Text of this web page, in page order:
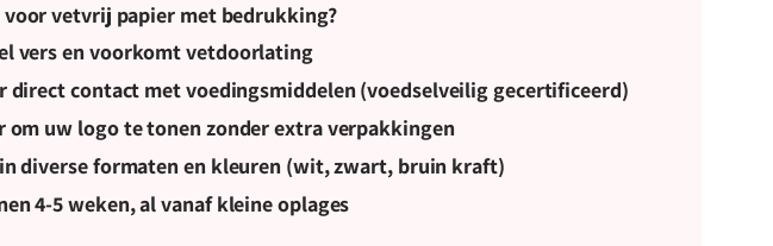
voor vetvrij papier met bedrukking?
vers en voorkomt vetdoorlating
direct contact met voedingsmiddelen (voedselveilig gecertificeerd)
om uw logo te tonen zonder extra verpakkingen
diverse formaten en kleuren (wit, zwart, bruin kraft)
4-5 weken, al vanaf kleine oplages